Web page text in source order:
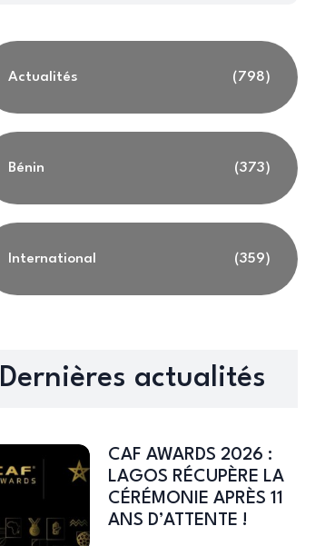
Actualités (798)
Bénin (373)
International (359)
Dernières actualités
CAF AWARDS 2026 :
LAGOS RÉCUPÈRE LA
CÉRÉMONIE APRÈS 11
ANS D’ATTENTE !